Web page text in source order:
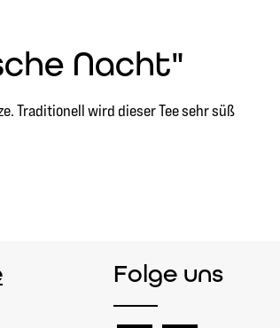
Nacht"
Traditionell wird dieser Tee sehr süß
Folge uns